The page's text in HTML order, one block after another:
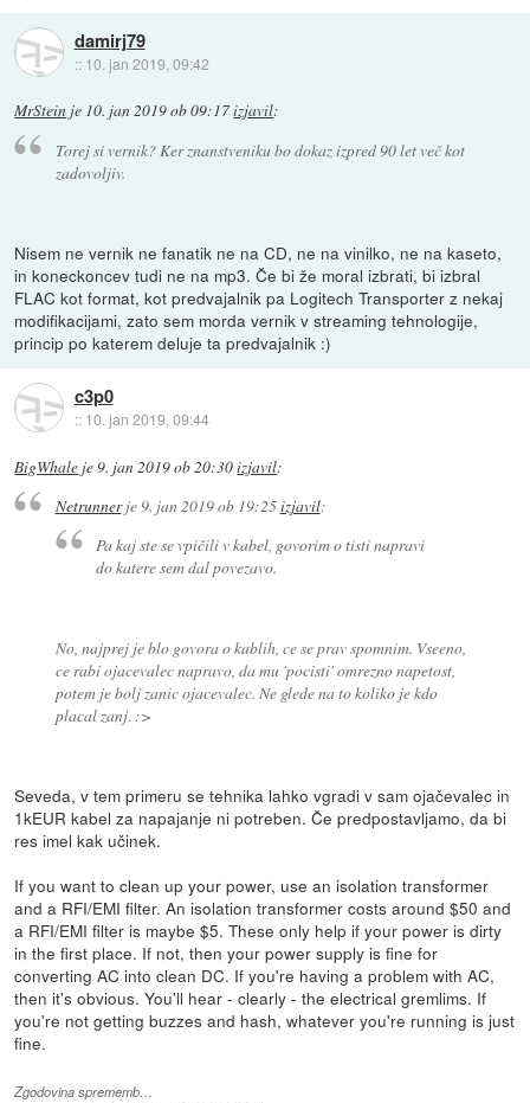
damirj79
:: 10. jan 2019, 09:42
MrStein je 10. jan 2019 ob 09:17izjavil:
Torej si vernik? Ker znanstveniku bo dokaz izpred 90 let več kot
zadovoljiv.
Nisem ne vernik ne fanatik ne na CD, ne na vinilko, ne na kaseto,
in koneckoncev tudi ne na mp3. Če bi že moral izbrati, bi izbral
FLAC kot format, kot predvajalnik pa Logitech Transporter z nekaj
modifikacijami, zato sem morda vernik v streaming tehnologije,
princip po katerem deluje ta predvajalnik :)
c3p0
:: 10. jan 2019, 09:44
BigWhale je9. jan 2019 ob 20:30izjavil:
Netrunnerje9. jan 2019 ob 19:25izjavil:
Pa kaj ste se vpičili v kabel, govorim o tisti napravi
do katere sem dal povezavo.
No, najprej je blo govora o kablih, ce se prav spomnim. Vseeno,
ce rabi ojacevalec napravo, da mu 'pocisti' omrezno napetost,
potem je bolj zanic ojacevalec. Ne glede na to koliko je kdo
placal zanj. :>
Seveda, v tem primeru se tehnika lahko vgradi v sam ojačevalec in
1kEUR kabel za napajanje ni potreben. Če predpostavljamo, da bi
res imel kak učinek.
If you want to clean up your power, use an isolation transformer
and a RFI/EMI filter. An isolation transformer costs around $50 and
a RFI/EMI filter is maybe $5. These only help if your power is dirty
in the first place. If not, then your power supply is fine for
converting AC into clean DC. If you're having a problem with AC,
then it's obvious. You'll hear - clearly - the electrical gremlims. If
you're not getting buzzes and hash, whatever you're running is just
fine.
Zgodovina sprememb…